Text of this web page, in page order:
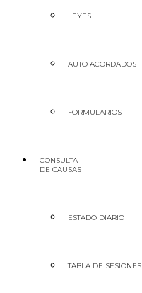
LEYES
AUTO ACORDADOS
FORMULARIOS
CONSULTA
DE CAUSAS
ESTADO DIARIO
TABLA DE SESIONES